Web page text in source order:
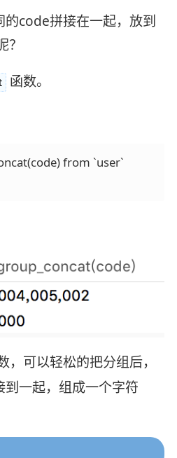
code拼接在一起，放到
函数。
from `user`
，可以轻松的把分组后，
一起，组成一个字符